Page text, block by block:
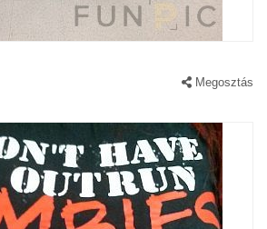
Megosztás